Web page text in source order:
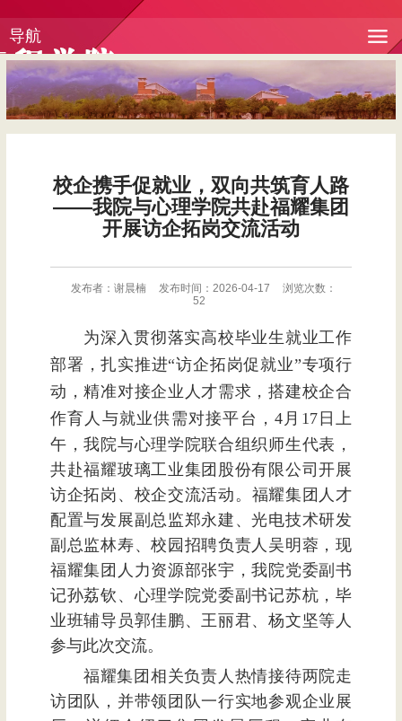
导航
校企携手促就业，双向共筑育人路
——我院与心理学院共赴福耀集团
开展访企拓岗交流活动
发布者：谢晨楠 发布时间：2026-04-17
浏览次数：
52
为深入贯彻落实高校毕业生就业工作
部署，扎实推进“访企拓岗促就业”专项行
动，精准对接企业人才需求，搭建校企合
作育人与就业供需对接平台，4月17日上
午，我院与心理学院联合组织师生代表，
共赴福耀玻璃工业集团股份有限公司开展
访企拓岗、校企交流活动。福耀集团人才
配置与发展副总监郑永建、光电技术研发
副总监林寿、校园招聘负责人吴明蓉，现
福耀集团人力资源部张宇，我院党委副书
记孙荔钦、心理学院党委副书记苏杭，毕
业班辅导员郭佳鹏、王丽君、杨文坚等人
参与此次交流。
福耀集团相关负责人热情接待两院走
访团队，并带领团队一行实地参观企业展